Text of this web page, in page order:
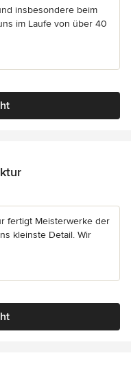
insbesondere beim
im Laufe von über 40
Sternen
fertigt Meisterwerke der
kleinste Detail. Wir